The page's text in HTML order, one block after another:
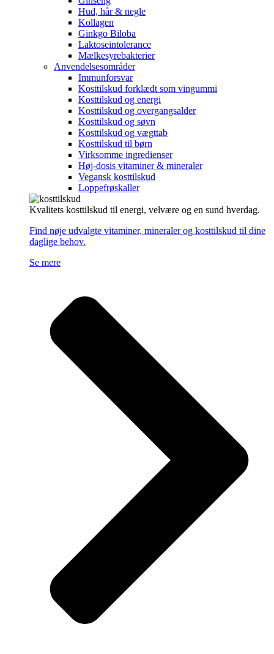
Hud, hår & negle
Kollagen
Ginkgo Biloba
Laktoseintolerance
Mælkesyrebakterier
Anvendelsesområder
Immunforsvar
Kosttilskud forklædt som vingummi
Kosttilskud og energi
Kosttilskud og overgangsalder
Kosttilskud og søvn
Kosttilskud og vægttab
Kosttilskud til børn
Virksomme ingredienser
Høj-dosis vitaminer & mineraler
Vegansk kosttilskud
Loppefrøskaller
Kvalitets kosttilskud til energi, velvære og en sund hverdag.
Find nøje udvalgte vitaminer, mineraler og kosttilskud til dine
daglige behov.
Se mere